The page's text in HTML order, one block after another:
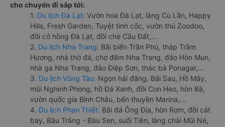
cho chuyến đi sắp tới:
1. Du lịch Đà Lạt: Vườn hoa Đà Lạt, làng Cù Lần, Happy
Hills, Fresh Garden, Tuyệt tình cốc, vườn thú Zoodoo,
đồi cỏ hồng Đà Lạt, đồi chè Cầu Đất,...
2. Du lịch Nha Trang: Bãi biển Trần Phú, tháp Trầm
Hương, nhà thờ đá, chợ đêm Nha Trang, đảo Hòn Mun,
nhà ga Nha Trang, đảo Điệp Sơn, thác bà Ponagar,...
3. Du lịch Vũng Tàu: Ngọn hải đăng, Bãi Sau, Hồ Mây,
mũi Nghinh Phong, hồ Đá Xanh, đồi Con Heo, hòn Bà,
vườn quốc gia Bình Châu, bến thuyền Marina,...
4. Du lịch Phan Thiết: Bãi đá Ông Địa, hòn Rơm, đồi cát
bay, Bàu Trắng - Bàu Sen, suối Tiên, làng chài Mũi Né,